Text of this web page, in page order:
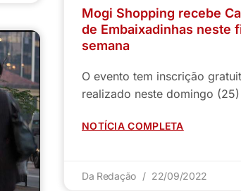
Mogi Shopping recebe
de Embaixadinhas neste
semana
O evento tem inscrição
realizado neste domingo (25)
NOTÍCIA COMPLETA
Da Redação 22/09/2022